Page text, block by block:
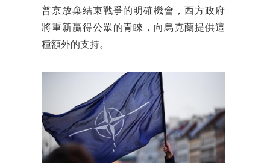
普京放棄結束戰爭的明確機會，西方政府
將重新贏得公眾的青睞，向烏克蘭提供這
種額外的支持。